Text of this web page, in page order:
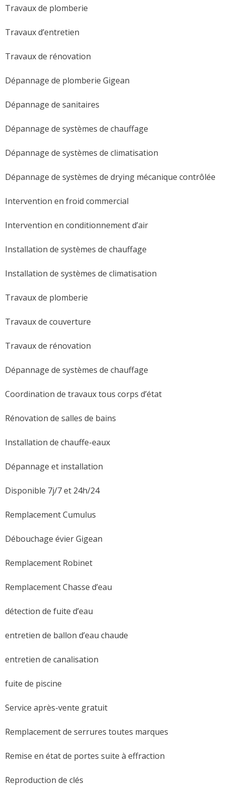
Travaux de plomberie
Travaux d’entretien
Travaux de rénovation
Dépannage de plomberie Gigean
Dépannage de sanitaires
Dépannage de systèmes de chauffage
Dépannage de systèmes de climatisation
Dépannage de systèmes de drying mécanique contrôlée
Intervention en froid commercial
Intervention en conditionnement d’air
Installation de systèmes de chauffage
Installation de systèmes de climatisation
Travaux de plomberie
Travaux de couverture
Travaux de rénovation
Dépannage de systèmes de chauffage
Coordination de travaux tous corps d’état
Rénovation de salles de bains
Installation de chauffe-eaux
Dépannage et installation
Disponible 7j/7 et 24h/24
Remplacement Cumulus
Débouchage évier Gigean
Remplacement Robinet
Remplacement Chasse d’eau
détection de fuite d’eau
entretien de ballon d’eau chaude
entretien de canalisation
fuite de piscine
Service après-vente gratuit
Remplacement de serrures toutes marques
Remise en état de portes suite à effraction
Reproduction de clés